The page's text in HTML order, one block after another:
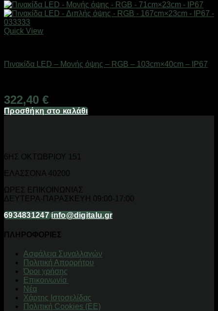
Quick View
Πινακίδα LED – Μονής όψης – RGB – 103cm×40cm – IP67
322,40 €
Προσθήκη στο καλάθι
6ΗΣ ΟΚΤΩΒΡΙΟΥ 151
ΕΛΑΣΣΟΝΑ 40200
ΩΡΕΣ ΕΠΙΚΟΙΝΩΝΙΑΣ
ΔΕΥΤΕΡΑ-ΠΑΡΑΣΚΕΥΗ 09:00-17:00
6934831247 info@digitalu.gr
ΠΛΗΡΟΦΟΡΙΕΣ
Aσφάλεια Συναλλαγών
Πολιτική Απορρήτου
Όροι χρήσης
Επικοινωνία
Νέα
Χάρτης Ιστοσελίδας
Πολιτική Cookies (ΕΕ)